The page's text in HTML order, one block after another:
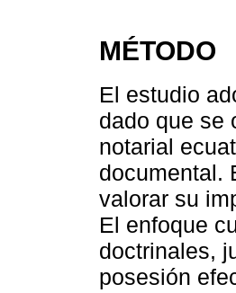
MÉTODO
El estudio
dado que se
notarial
documental.
valorar su
El enfoque
doctrinales,
posesión